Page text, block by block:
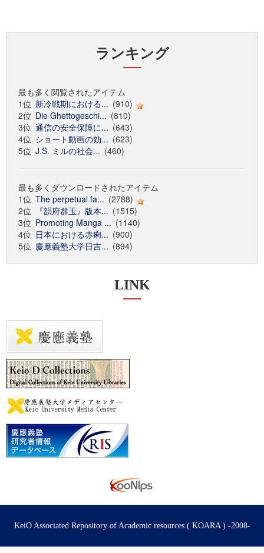
ランキング
最も多く閲覧されたアイテム
1位 新冷戦期における... (910)
2位 Die Ghettogeschi... (810)
3位 通信の安全保障に... (643)
4位 ショート動画の効... (623)
5位 J.S. ミルの社会... (460)
最も多くダウンロードされたアイテム
1位 The perpetual fa... (2788)
2位
『韻府群玉』版本... (1515)
3位 Promoting Manga ... (1140)
4位 日本における赤痢... (900)
5位 慶應義塾大学日吉... (894)
LINK
KeiO Associated Repository of Academic resources ( KOARA ) -2008-